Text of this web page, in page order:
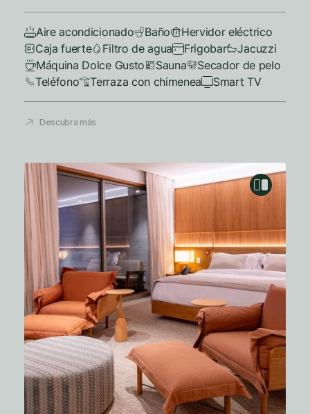
Aire acondicionado Baño
Hervidor eléctrico
Caja fuerte
Filtro de agua Frigobar
Jacuzzi
Máquina Dolce Gusto
Sauna
Secador de pelo
Teléfono
Terraza con chimenea Smart TV
Descubra más